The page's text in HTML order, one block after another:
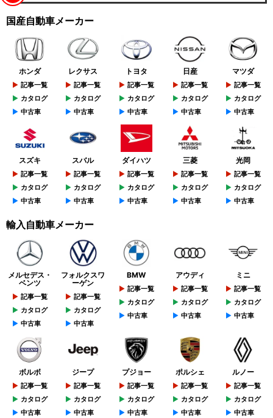
国産自動車メーカー
ホンダ
記事一覧
カタログ
中古車
レクサス
記事一覧
カタログ
中古車
トヨタ
記事一覧
カタログ
中古車
日産
記事一覧
カタログ
中古車
マツダ
記事一覧
カタログ
中古車
スズキ
記事一覧
カタログ
中古車
スバル
記事一覧
カタログ
中古車
ダイハツ
記事一覧
カタログ
中古車
三菱
記事一覧
カタログ
中古車
光岡
記事一覧
カタログ
中古車
輸入自動車メーカー
メルセデス・
ベンツ
記事一覧
カタログ
中古車
フォルクスワ
ーゲン
記事一覧
カタログ
中古車
BMW
記事一覧
カタログ
中古車
アウディ
記事一覧
カタログ
中古車
ミニ
記事一覧
カタログ
中古車
ボルボ
記事一覧
カタログ
中古車
ジープ
記事一覧
カタログ
中古車
プジョー
記事一覧
カタログ
中古車
ポルシェ
記事一覧
カタログ
中古車
ルノー
記事一覧
カタログ
中古車